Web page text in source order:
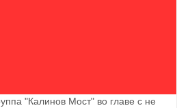
"Калинов Мост" во главе с не